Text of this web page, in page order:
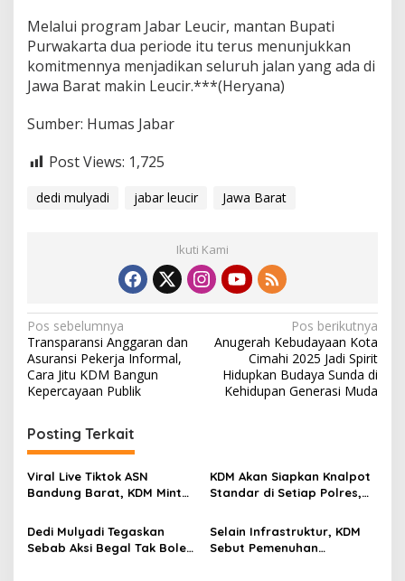
Melalui program Jabar Leucir, mantan Bupati
Purwakarta dua periode itu terus menunjukkan
komitmennya menjadikan seluruh jalan yang ada di
Jawa Barat makin Leucir.***(Heryana)
Sumber: Humas Jabar
Post Views: 1,725
dedi mulyadi jabar leucir Jawa Barat
Ikuti Kami
N
a
v
g
a
s
p
o
Pos sebelumnya
Transparansi Anggaran dan
Asuransi Pekerja Informal,
Cara Jitu KDM Bangun
Kepercayaan Publik
Pos berikutnya
Anugerah Kebudayaan Kota
Cimahi 2025 Jadi Spirit
Hidupkan Budaya Sunda di
Kehidupan Generasi Muda
Posting Terkait
Viral Live Tiktok ASN
Bandung Barat, KDM Minta
Perlu Pemberhentian
KDM Akan Siapkan Knalpot
Standar di Setiap Polres,
Tertangkap Langsung Ganti
Dedi Mulyadi Tegaskan
Sebab Aksi Begal Tak Boleh
Selain Infrastruktur, KDM
Sebut Pemenuhan